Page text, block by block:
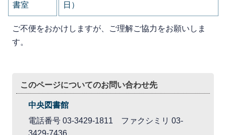
書室
日）
ご不便をおかけしますが、ご理解ご協力をお願いしま
す。
このページについてのお問い合わせ先
中央図書館
電話番号 03-3429-1811 ファクシミリ 03-